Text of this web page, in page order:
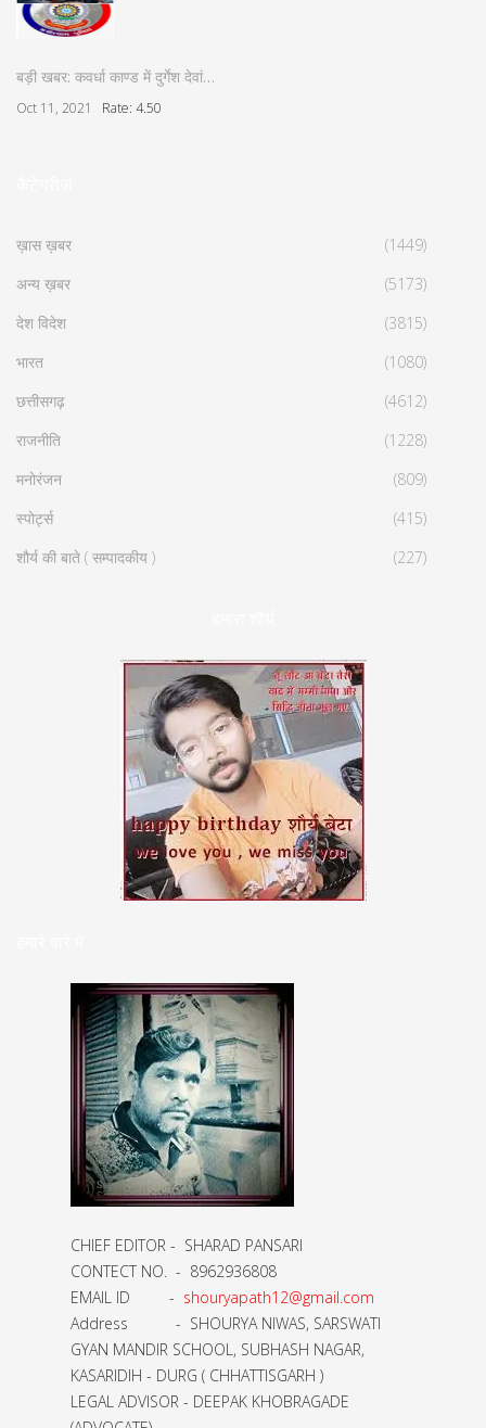
बड़ी खबर: कवर्धा काण्ड में दुर्गेश देवां…
Oct 11, 2021 Rate: 4.50
ख़ास ख़बर
(1449)
अन्य ख़बर
(5173)
देश विदेश
(3815)
भारत
(1080)
छत्तीसगढ़
(4612)
राजनीति
(1228)
मनोरंजन
(809)
स्पोर्ट्स
(415)
शौर्य की बाते ( सम्पादकीय )
(227)
CHIEF EDITOR - SHARAD PANSARI
CONTECT NO. - 8962936808
EMAIL ID - shouryapath12@gmail.com
Address - SHOURYA NIWAS, SARSWATI
GYAN MANDIR SCHOOL, SUBHASH NAGAR,
KASARIDIH - DURG ( CHHATTISGARH )
LEGAL ADVISOR - DEEPAK KHOBRAGADE